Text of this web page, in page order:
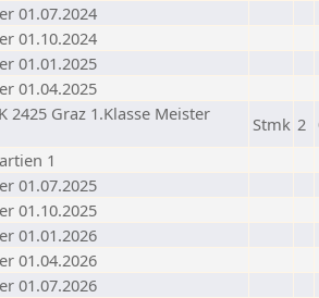
01.07.2024
01.10.2024
01.01.2025
01.04.2025
2425 Graz 1.Klasse Meister
Stmk 2
1
01.07.2025
01.10.2025
01.01.2026
01.04.2026
01.07.2026